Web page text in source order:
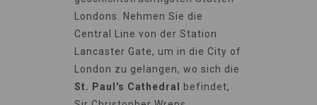
Londons. Nehmen Sie die
Central Line von der Station
Lancaster Gate, um in die City of
London zu gelangen, wo sich die
St. Paul's Cathedral
befindet,